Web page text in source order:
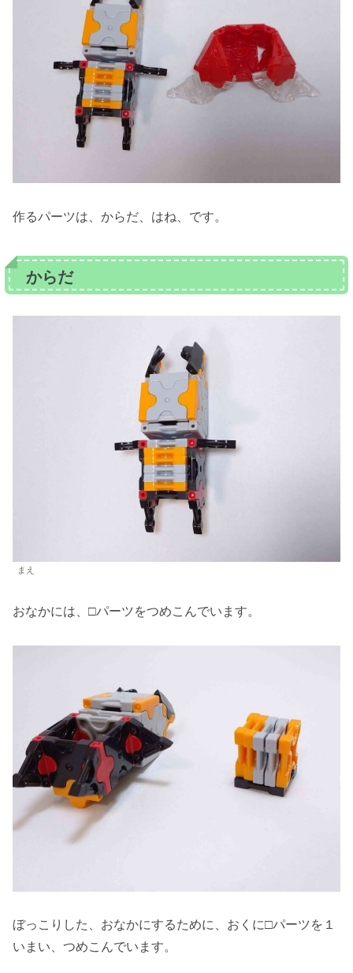
作るパーツは、からだ、はね、です。
からだ
まえ
おなかには、□パーツをつめこんでいます。
ぼっこりした、おなかにするために、おくに□パーツを１
いまい、つめこんでいます。